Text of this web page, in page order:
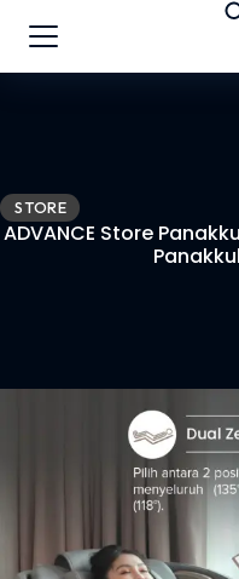
STORE
ADVANCE Store